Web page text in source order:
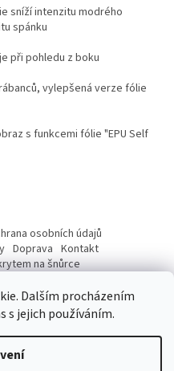
Dalším procházením
s jejich používáním.
sníží intenzitu modrého
spánku
při pohledu z boku
vylepšená verze fólie
s funkcemi fólie "EPU Self
osobních údajů
Doprava Kontakt
na šnůrce
Shoptet